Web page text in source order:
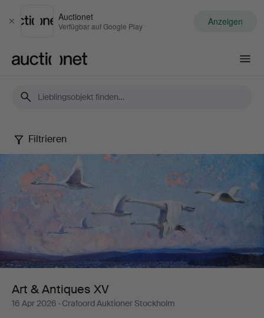
Schließen
Auctionet
Verfügbar auf Google Play Anzeigen
Art
Antiques
Filtrieren
Art & Antiques XV
16 Apr 2026 · Crafoord Auktioner Stockholm